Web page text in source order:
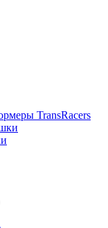
TransRacers